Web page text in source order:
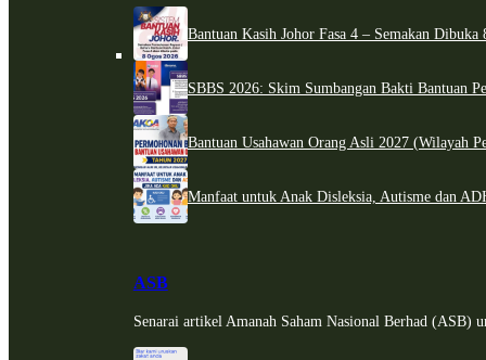
Bantuan Kasih Johor Fasa 4 – Semakan
SBBS 2026: Skim Sumbangan Bakti Bantuan
Bantuan Usahawan Orang Asli 2027 (Wilayah
Manfaat untuk Anak Disleksia, Autisme dan
ASB
Senarai artikel Amanah Saham Nasional Berhad (ASB)